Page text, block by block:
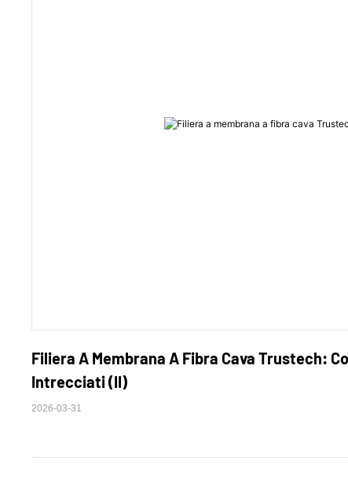
Filiera A Membrana A Fibra Cava Trustech:
Intrecciati (II)
2026-03-31